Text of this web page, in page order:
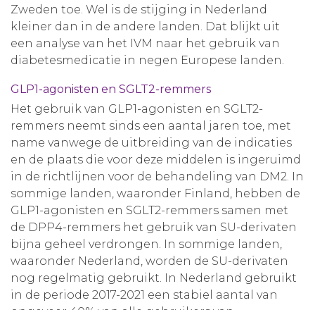
Zweden toe. Wel is de stijging in Nederland
kleiner dan in de andere landen. Dat blijkt uit
een analyse van het IVM naar het gebruik van
diabetesmedicatie in negen Europese landen.
GLP1-agonisten en SGLT2-remmers
Het gebruik van GLP1-agonisten en SGLT2-
remmers neemt sinds een aantal jaren toe, met
name vanwege de uitbreiding van de indicaties
en de plaats die voor deze middelen is ingeruimd
in de richtlijnen voor de behandeling van DM2. In
sommige landen, waaronder Finland, hebben de
GLP1-agonisten en SGLT2-remmers samen met
de DPP4-remmers het gebruik van SU-derivaten
bijna geheel verdrongen. In sommige landen,
waaronder Nederland, worden de SU-derivaten
nog regelmatig gebruikt. In Nederland gebruikt
in de periode 2017-2021 een stabiel aantal van